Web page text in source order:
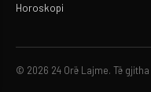
Horoskopi
© 2026 24 Orë Lajme. Të